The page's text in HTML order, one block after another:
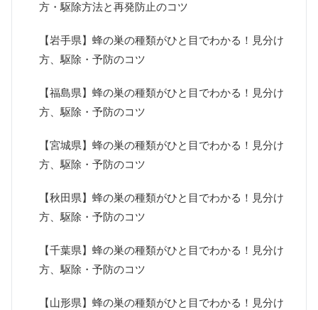
方・駆除方法と再発防止のコツ
【岩手県】蜂の巣の種類がひと目でわかる！見分け
方、駆除・予防のコツ
【福島県】蜂の巣の種類がひと目でわかる！見分け
方、駆除・予防のコツ
【宮城県】蜂の巣の種類がひと目でわかる！見分け
方、駆除・予防のコツ
【秋田県】蜂の巣の種類がひと目でわかる！見分け
方、駆除・予防のコツ
【千葉県】蜂の巣の種類がひと目でわかる！見分け
方、駆除・予防のコツ
【山形県】蜂の巣の種類がひと目でわかる！見分け